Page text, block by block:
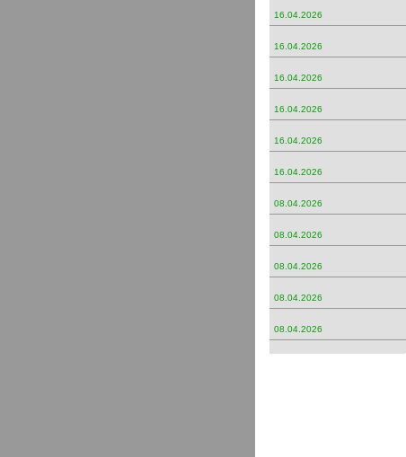
16.04.2026
16.04.2026
16.04.2026
16.04.2026
16.04.2026
16.04.2026
08.04.2026
08.04.2026
08.04.2026
08.04.2026
08.04.2026